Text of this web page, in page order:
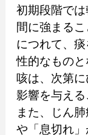
初期段階で
間に強まる
につれて、
性的なものと
咳は、次第
影響を与える
また、じん
や「息切れ」